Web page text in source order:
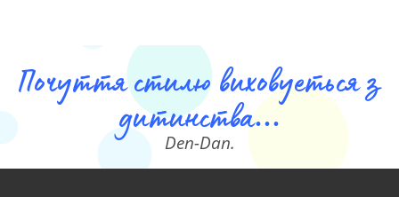
Почуття стилю виховуеться з
дитинства...
Den-Dan.